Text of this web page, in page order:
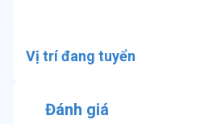
Vị trí đang tuyển
Đánh giá